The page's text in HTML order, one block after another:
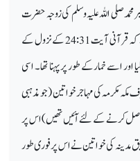
نمبر 282) جس میں پیغمبر محمد صلی اللہ علیہ وسلم کی زوجہ حضرت
عائشہ رضی اللہ عنہ کو غلطی سے یہ ترجمہ کیا گیا ہے کہ قرآنی آیت 24:31 کے نزول کے
اسے خمار کے طور پر پہنا تھا۔ اسی
مکرمہ کی مہاجر خواتین (جو مذہبی
حاصل کرنے کے لئے آئیں تھیں) اس پر
کی خواتین نے اس پر فوری طور